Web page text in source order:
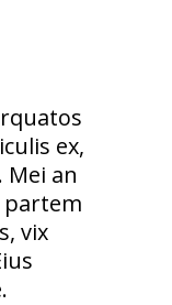
ex,
an
partem
vix